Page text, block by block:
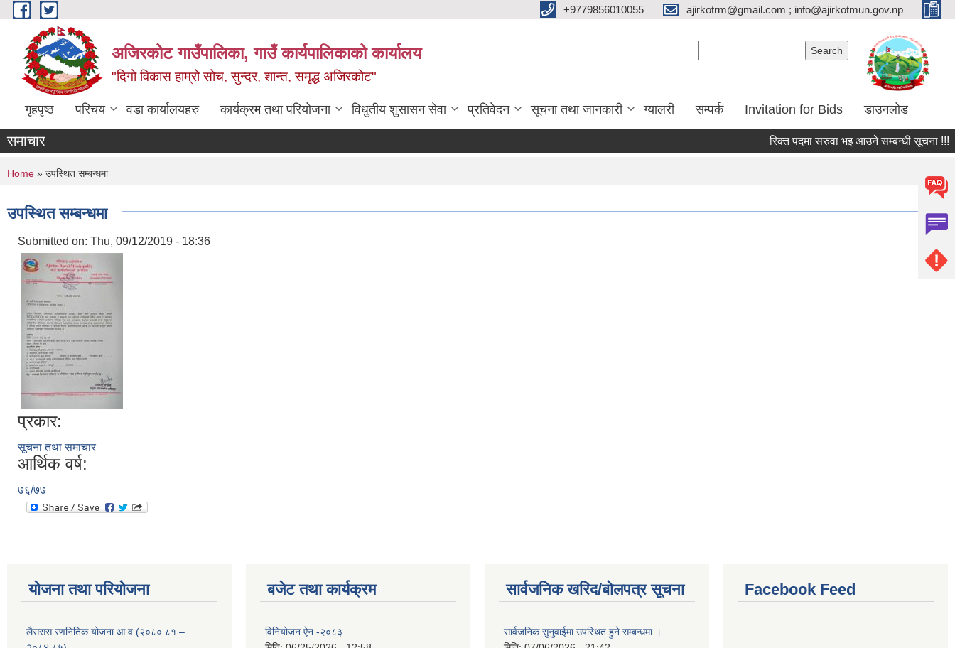
Skip to main content +9779856010055 ajirkotrm@gmail.com ; info@ajirkotmun.gov.np
अजिरकोट गाउँपालिका, गाउँ कार्यपालिकाको कार्यालय
"दिगो विकास हाम्रो सोच, सुन्दर, शान्त, समृद्ध अजिरकोट"
गृहपृष्ठ परिचय वडा कार्यालयहरु कार्यक्रम तथा परियोजना विधुतीय शुसासन सेवा प्रतिवेदन सूचना तथा जानकारी ग्यालरी सम्पर्क Invitation for Bids डाउनलोड
समाचार रिक्त पदमा सरुवा भइ आउने सम्बन्धी सूचना !!!
You are here
Home » उपस्थित सम्बन्धमा
उपस्थित सम्बन्धमा
Submitted on: Thu, 09/12/2019 - 18:36
प्रकार:
सूचना तथा समाचार
आर्थिक वर्ष:
७६/७७
योजना तथा परियोजना
लैससस रणनितिक योजना आ.व (२०८०.८१ –
बजेट तथा कार्यक्रम
विनियोजन ऐन -२०८३
सार्वजनिक खरिद/बोलपत्र सूचना
सार्वजनिक सुनुवाईमा उपस्थित हुने सम्बन्धमा ।
Facebook Feed